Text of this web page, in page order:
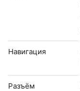
Навигация
Разъём